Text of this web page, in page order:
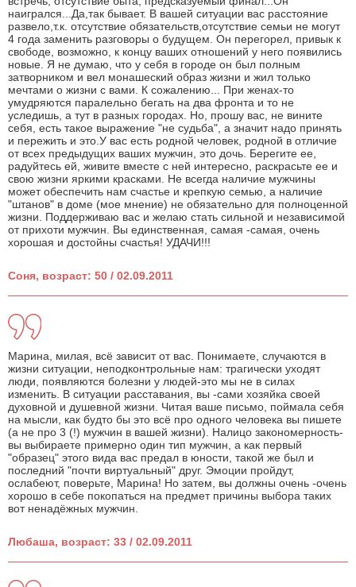
наигрался...Да,так бывает. В вашей ситуации вас расстояние
развело,т.к. отсутствие обязательств,отсутствие семьи не могут
4 года заменить разговоры о будущем. Он перегорел, привык к
свободе, возможно, к концу ваших отношений у него появились
новые. Я не думаю, что у себя в городе он был полным
затворником и вел монашеский образ жизни и жил только
мечтами о жизни с вами. К сожалению... При женах-то
умудряются паралельно бегать на два фронта и то не
уследишь, а тут в разных городах. Но, прошу вас, не вините
себя, есть такое выражение "не судьба", а значит надо принять
и пережить и это.У вас есть родной человек, родной в отличие
от всех предыдущих ваших мужчин, это дочь. Берегите ее,
радуйтесь ей, живите вместе с ней интересно, раскрасьте ее и
свою жизни яркими красками. Не всегда наличие мужчины
может обеспечить нам счастье и крепкую семью, а наличие
"штанов" в доме (мое мнение) не обязательно для полноценной
жизни. Поддерживаю вас и желаю стать сильной и независимой
от прихоти мужчин. Вы единственная, самая -самая, очень
хорошая и достойны счастья! УДАЧИ!!!
Соня, возраст: 50 / 02.09.2011
Марина, милая, всё зависит от вас. Понимаете, случаются в
жизни ситуации, неподконтрольные нам: трагически уходят
люди, появляются болезни у людей-это мы не в силах
изменить. В ситуации расставания, вы -сами хозяйка своей
духовной и душевной жизни. Читая ваше письмо, поймала себя
на мысли, как будто бы это всё про одного человека вы пишете
(а не про 3 (!) мужчин в вашей жизни). Налицо закономерность-
вы выбираете примерно один тип мужчин, а как первый
"образец" этого вида вас предал в юности, такой же был и
последний "почти виртуальный" друг. Эмоции пройдут,
ослабеют, поверьте, Марина! Но затем, вы должны очень -очень
хорошо в себе покопаться на предмет причины выбора таких
вот ненадёжных мужчин.
Любаша, возраст: 33 / 02.09.2011